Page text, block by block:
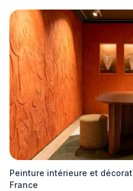
Peinture intérieure et
France